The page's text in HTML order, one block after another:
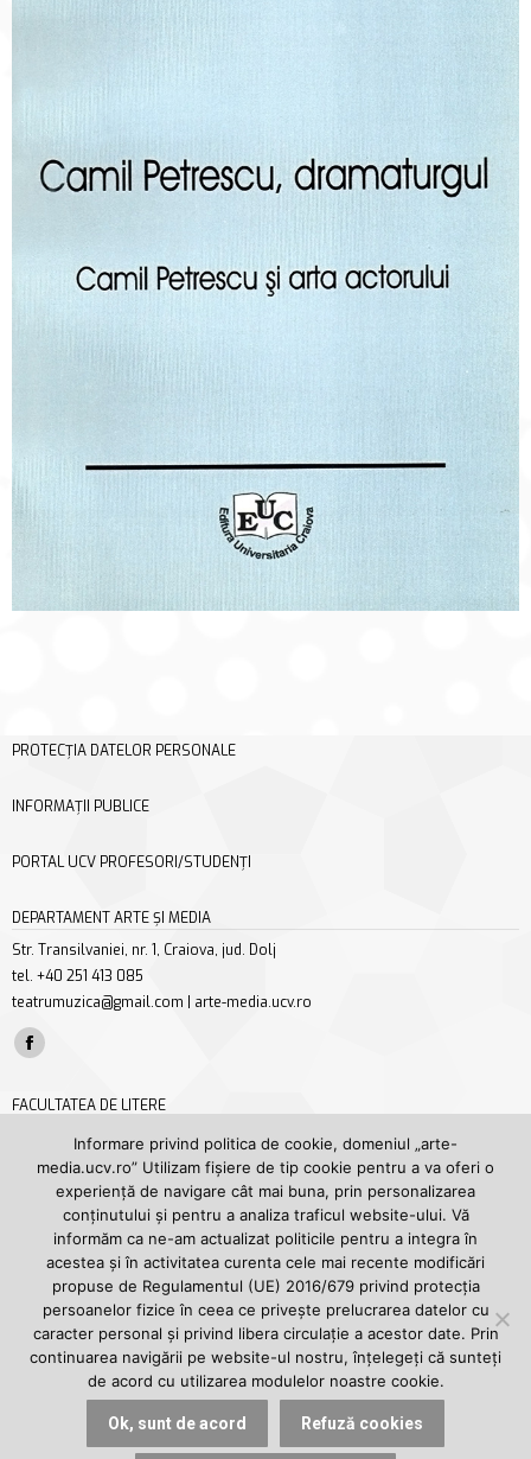
PROTECȚIA DATELOR PERSONALE
INFORMAȚII PUBLICE
PORTAL UCV PROFESORI/STUDENȚI
DEPARTAMENT ARTE ȘI MEDIA
Str. Transilvaniei, nr. 1, Craiova, jud. Dolj
tel. +40 251 413 085
teatrumuzica@gmail.com | arte-media.ucv.ro
Find us on:
Facebook
opens
new
window
FACULTATEA DE LITERE
Str. A. I. Cuza nr. 13, Craiova, jud. Dolj
tel/fax +40 251 414 468
secretariat.litere@ucv.ro | litere.ucv.ro/litere
Find us on:
Facebook
page
opens
in
new
YouTube
page
opens
in
new
window
UNIVERSITATEA DIN CRAIOVA
Str. A. I. Cuza nr. 13, Craiova, jud. Dolj
tel. +40 251 414 398
rectorat@central.ucv.ro | ucv.ro
YouTube
Informare privind politica de cookie, domeniul „arte-
media.ucv.ro” Utilizam fișiere de tip cookie pentru a va oferi o
experiență de navigare cât mai buna, prin personalizarea
conținutului și pentru a analiza traficul website-ului. Vă
informăm ca ne-am actualizat politicile pentru a integra în
acestea și în activitatea curenta cele mai recente modificări
propuse de Regulamentul (UE) 2016/679 privind protecția
persoanelor fizice în ceea ce privește prelucrarea datelor cu
caracter personal și privind libera circulație a acestor date. Prin
continuarea navigării pe website-ul nostru, înțelegeți că sunteți
de acord cu utilizarea modulelor noastre cookie.
Ok, sunt de acord Refuză cookies